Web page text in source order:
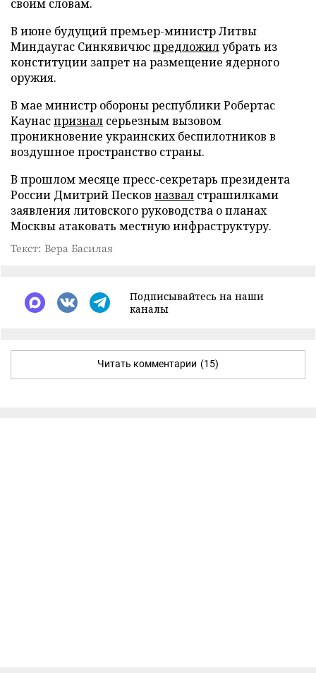
своим словам.
В июне будущий премьер-министр Литвы
Миндаугас Синкявичюспредложилубрать из
конституции запрет на размещение ядерного
оружия.
В мае министр обороны республики Робертас
Каунаспризнал серьезным вызовом
проникновение украинских беспилотников в
воздушное пространство страны.
В прошлом месяце пресс-секретарь президента
России Дмитрий Песков назвал страшилками
заявления литовского руководства о планах
Москвы атаковать местную инфраструктуру.
Текст: Вера Басилая
Подписывайтесь на наши
каналы
Читать комментарии (15)